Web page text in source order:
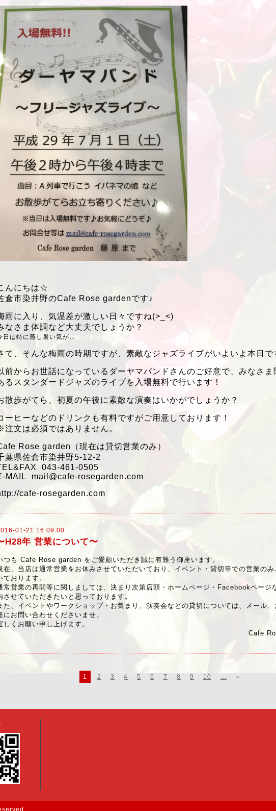
んにちは☆
倉市染井野のCafe Rose gardenです♪
雨に入り、気温差が激しい日々ですね(>_<)
なさま体調など大丈夫でしょうか？
日は特に蒸し暑い気が…
て、そんな梅雨の時期ですが、素敵なジャズライブがいよいよ本日で
前からお世話になっているダーヤマバンドさんのご好意で、みなさま
るスタンダードジャズのライブを入場無料で行います！
散歩がてら、初夏の午後に素敵な演奏はいかがでしょうか？
ーヒーなどのドリンクも有料ですがご用意しております！
注文は必須ではありません。
Rose garden（現在は貸切営業のみ）
葉県佐倉市染井野5-12-2
043-461-0505
MAIL mail@cafe-rosegarden.com
cafe-rosegarden.com
01-21 16:09:00
H28年 営業について〜
つも Cafe Rose garden をご愛顧いただき誠に有難う御座います。
在、当店は通常営業をお休みさせていただいており、イベント・貸切等での営業の
ております。
常営業の再開等に関しましては、決まり次第店頭・ホームページ・Facebookページ
させていただきたいと思っております。
た、イベントやワークショップ・お集まり、演奏会などの貸切については、メール
にお問い合わせくださいませ。
しくお願い申し上げます。
Cafe
1 2 3 4 5 6 7 8 9 10 ... »